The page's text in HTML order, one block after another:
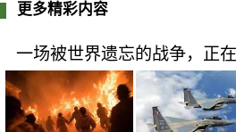
更多精彩内容
一场被世界遗忘的战争，正